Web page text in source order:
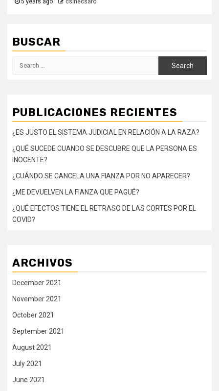
BUSCAR
PUBLICACIONES RECIENTES
¿ES JUSTO EL SISTEMA JUDICIAL EN RELACIÓN A LA RAZA?
¿QUÉ SUCEDE CUANDO SE DESCUBRE QUE LA PERSONA ES
INOCENTE?
¿CUÁNDO SE CANCELA UNA FIANZA POR NO APARECER?
¿ME DEVUELVEN LA FIANZA QUE PAGUÉ?
¿QUÉ EFECTOS TIENE EL RETRASO DE LAS CORTES POR EL
COVID?
ARCHIVOS
December 2021
November 2021
October 2021
September 2021
August 2021
July 2021
June 2021